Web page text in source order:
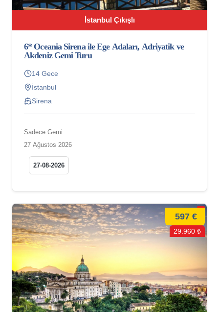
İstanbul Çıkışlı
6* Oceania Sirena ile Ege Adaları, Adriyatik ve
Akdeniz Gemi Turu
14 Gece
İstanbul
Sirena
Sadece Gemi
27 Ağustos 2026
27-08-2026
597 €
29.960 ₺